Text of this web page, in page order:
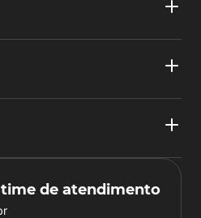
de atendimento